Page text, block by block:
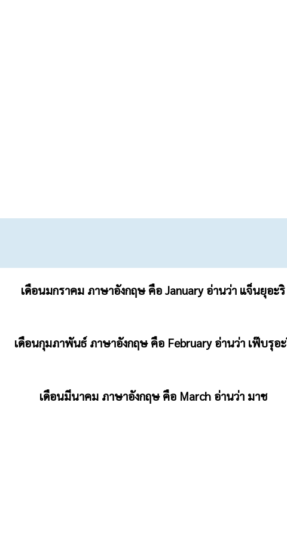
เดือนมกราคม ภาษาอังกฤษ คือ January อ่านว่า แจ็นยุอะริ
เดือนกุมภาพันธ์ ภาษาอังกฤษ คือ February อ่านว่า เฟ๊บรุอ
เดือนมีนาคม ภาษาอังกฤษ คือ March อ่านว่า มาช